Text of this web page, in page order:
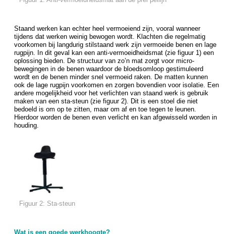
Staand werken kan echter heel vermoeiend zijn, vooral wanneer
tijdens dat werken weinig bewogen wordt. Klachten die regelmatig
voorkomen bij langdurig stilstaand werk zijn vermoeide benen en lage
rugpijn. In dit geval kan een anti-vermoeidheidsmat (zie figuur 1) een
oplossing bieden. De structuur van zo’n mat zorgt voor micro-
bewegingen in de benen waardoor de bloedsomloop gestimuleerd
wordt en de benen minder snel vermoeid raken. De matten kunnen
ook de lage rugpijn voorkomen en zorgen bovendien voor isolatie. Een
andere mogelijkheid voor het verlichten van staand werk is gebruik
maken van een sta-steun (zie figuur 2). Dit is een stoel die niet
bedoeld is om op te zitten, maar om af en toe tegen te leunen.
Hierdoor worden de benen even verlicht en kan afgewisseld worden in
houding.
Figuur 2: Sta-steun
Wat is een goede werkhoogte?